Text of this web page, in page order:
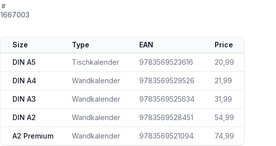
1667003
Size Type EAN Price
DIN A5 Tischkalender 9783569523616 20,99
DIN A4 Wandkalender 9783569529526 21,99
DIN A3 Wandkalender 9783569525634 31,99
DIN A2 Wandkalender 9783569528451 54,99
A2 Premium Wandkalender 9783569521094 74,99